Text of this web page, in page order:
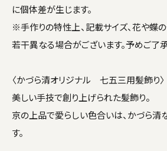
に個体差が生じます。
※手作りの特性上、記載サイズ、花や蝶
若干異なる場合がございます。予めご了承
〈かづら清オリジナル 七五三用髪飾り〉
美しい手技で創り上げられた髪飾り。
京の上品で愛らしい色合いは、かづら清
す。